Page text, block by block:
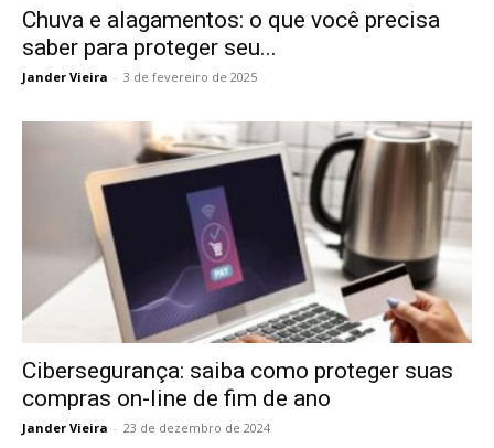
Chuva e alagamentos: o que você precisa
saber para proteger seu...
Jander Vieira - 3 de fevereiro de 2025
Cibersegurança: saiba como proteger suas
compras on-line de fim de ano
Jander Vieira - 23 de dezembro de 2024